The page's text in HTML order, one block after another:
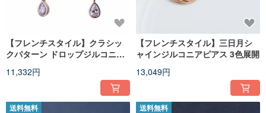
【フレンチスタイル】クラシッ
クパターン ドロップジルコニア
11,332円
【フレンチスタイル】三日月シ
ャインジルコニアピアス 3色展開
13,049円
送料無料 送料無料